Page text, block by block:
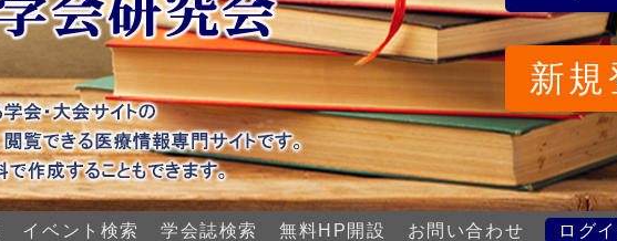
ログ
お問い合わせ
無料HP開設
学会誌検索
イベント検索
新規